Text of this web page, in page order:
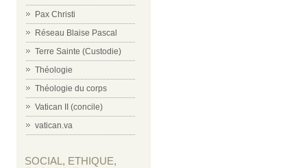
Pax Christi
Réseau Blaise Pascal
Terre Sainte (Custodie)
Théologie
Théologie du corps
Vatican II (concile)
vatican.va
SOCIAL, ETHIQUE,